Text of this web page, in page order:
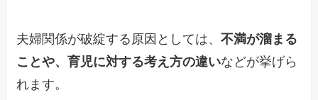
夫婦関係が破綻する原因としては、不満が溜まる
ことや、育児に対する考え方の違いなどが挙げら
れます。